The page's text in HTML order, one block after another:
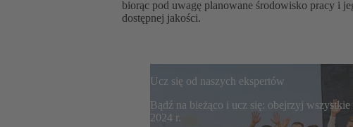
biorąc pod uwagę planowane środowisko pracy i
dostępnej jakości.
Ucz się od naszych ekspertów
Bądź na bieżąco i ucz się: obejrzyj
2024 r.